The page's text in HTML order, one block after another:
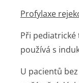
Profylaxe
Při
používá s
U pacientů